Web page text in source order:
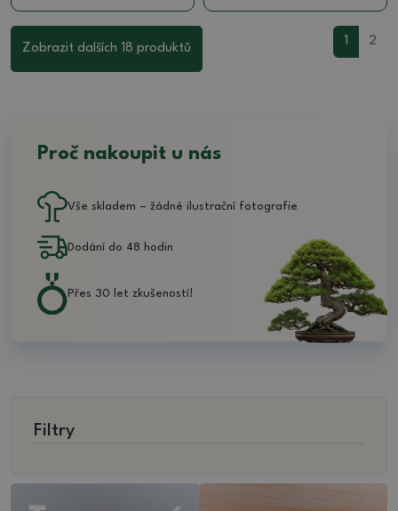
Filtry
Zobrazit dalších 18 produktů
1 2
Proč nakoupit u nás
Vše skladem – žádné ilustrační fotografie
Dodání do 48 hodin
Přes 30 let zkušeností!